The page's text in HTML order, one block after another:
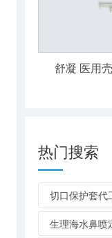
舒凝 医用
热门搜索
切口保护套代
生理海水鼻喷